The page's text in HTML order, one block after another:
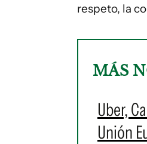
respeto, la
MÁS
Uber,
Unión